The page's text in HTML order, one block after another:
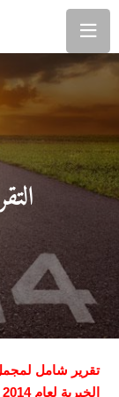
تقرير شامل
الخيرية لعام 2014